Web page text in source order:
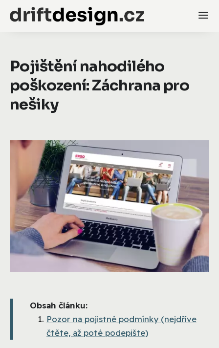
Pojištění nahodilého
poškození: Záchrana pro
nešiky
Obsah článku:
Pozor na pojistné podmínky (nejdříve
čtěte, až poté podepište)